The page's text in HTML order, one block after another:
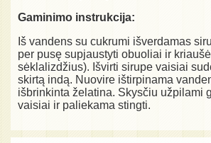
Gaminimo instrukcija:
Iš vandens su cukrumi išverdamas
per pusę supjaustyti obuoliai ir
sėklalizdžius). Išvirti sirupe vaisiai
skirtą indą. Nuovire ištirpinama
išbrinkinta želatina. Skysčiu užpilami
vaisiai ir paliekama stingti.